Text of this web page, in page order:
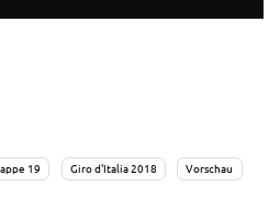
19 Giro d'Italia 2018 Vorschau